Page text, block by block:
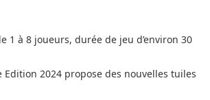
1 à 8 joueurs, durée de jeu d’environ 30
Edition 2024 propose des nouvelles tuiles